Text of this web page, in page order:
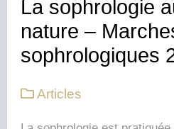
La sophrologie
nature –
sophrologiques
Articles